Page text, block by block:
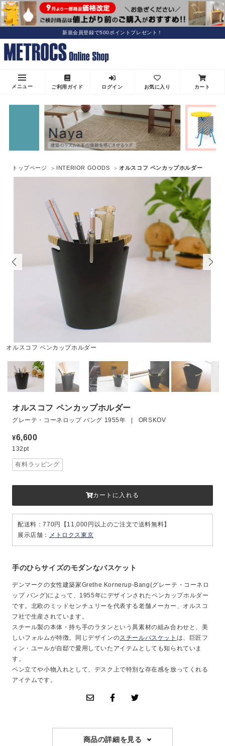
新規会員登録で500ポイントプレゼント！
メニュー ご利用ガイド ログイン お気に入り カート
トップページ INTERIOR GOODS オルスコフ ペンカップホルダー
オルスコフ ペンカップホルダー
オルスコフ ペンカップホルダー
グレーテ・コーネロップ バング 1955年 | ORSKOV
¥6,600
132pt
手のひらサイズのモダンなバスケット
デンマークの女性建築家Grethe Kornerup-Bang(グレーテ・コーネロ
ップ バング)によって、1955年にデザインされたペンカップホルダー
です。北欧のミッドセンチュリーを代表する老舗メーカー、オルスコ
フ社で生産されています。
スチール製の本体・持ち手のラタンという異素材の組み合わせと、美
しいフォルムが特徴。同じデザインのスチールバスケット は、巨匠フ
ィン・ユールが自邸で愛用していたアイテムとしても知られていま
す。
ペン立てや小物入れとして、デスク上で特別な存在感を放ってくれる
アイテムです。
有料ラッピング
カートに入れる
配送料：770円【11,000円以上のご注文で送料無料】
展示店舗： メトロクス東京
商品の詳細を見る